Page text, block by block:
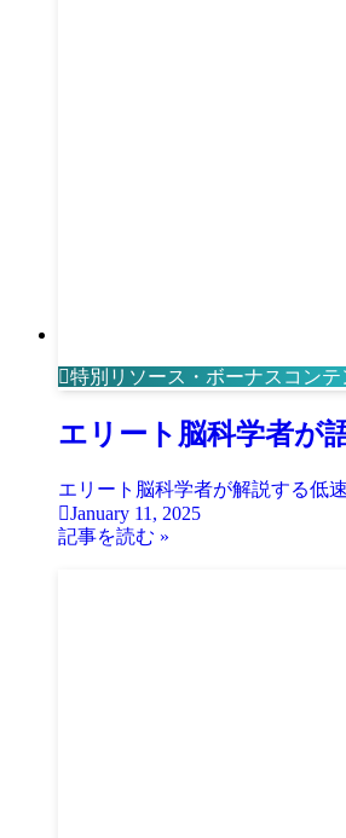
特別リソース・ボーナスコンテ
エリート脳科学者が
エリート脳科学者が解説する低
January 11, 2025